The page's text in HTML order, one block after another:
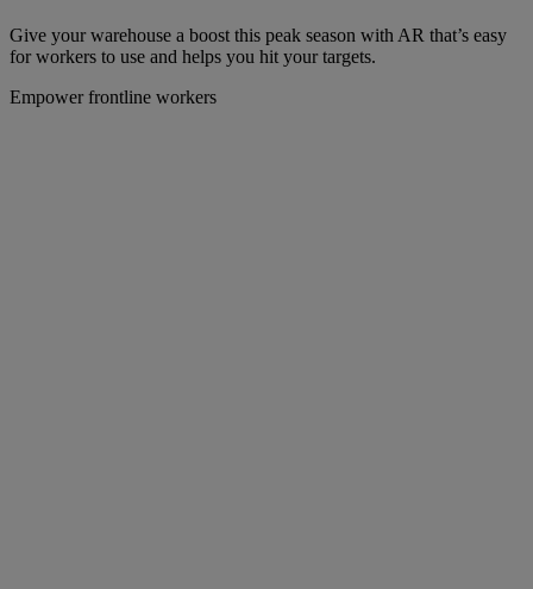
Give your warehouse a boost this peak season with AR that’s easy
for workers to use and helps you hit your targets.
Empower frontline workers